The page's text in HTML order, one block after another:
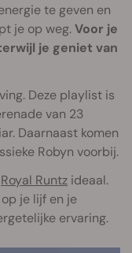
te geven en
je op weg.Voor je
je geniet van
Deze playlist is
van 23
Daarnaast komen
Robyn voorbij.
Royal Runtz ideaal.
je lijf en je
ervaring.